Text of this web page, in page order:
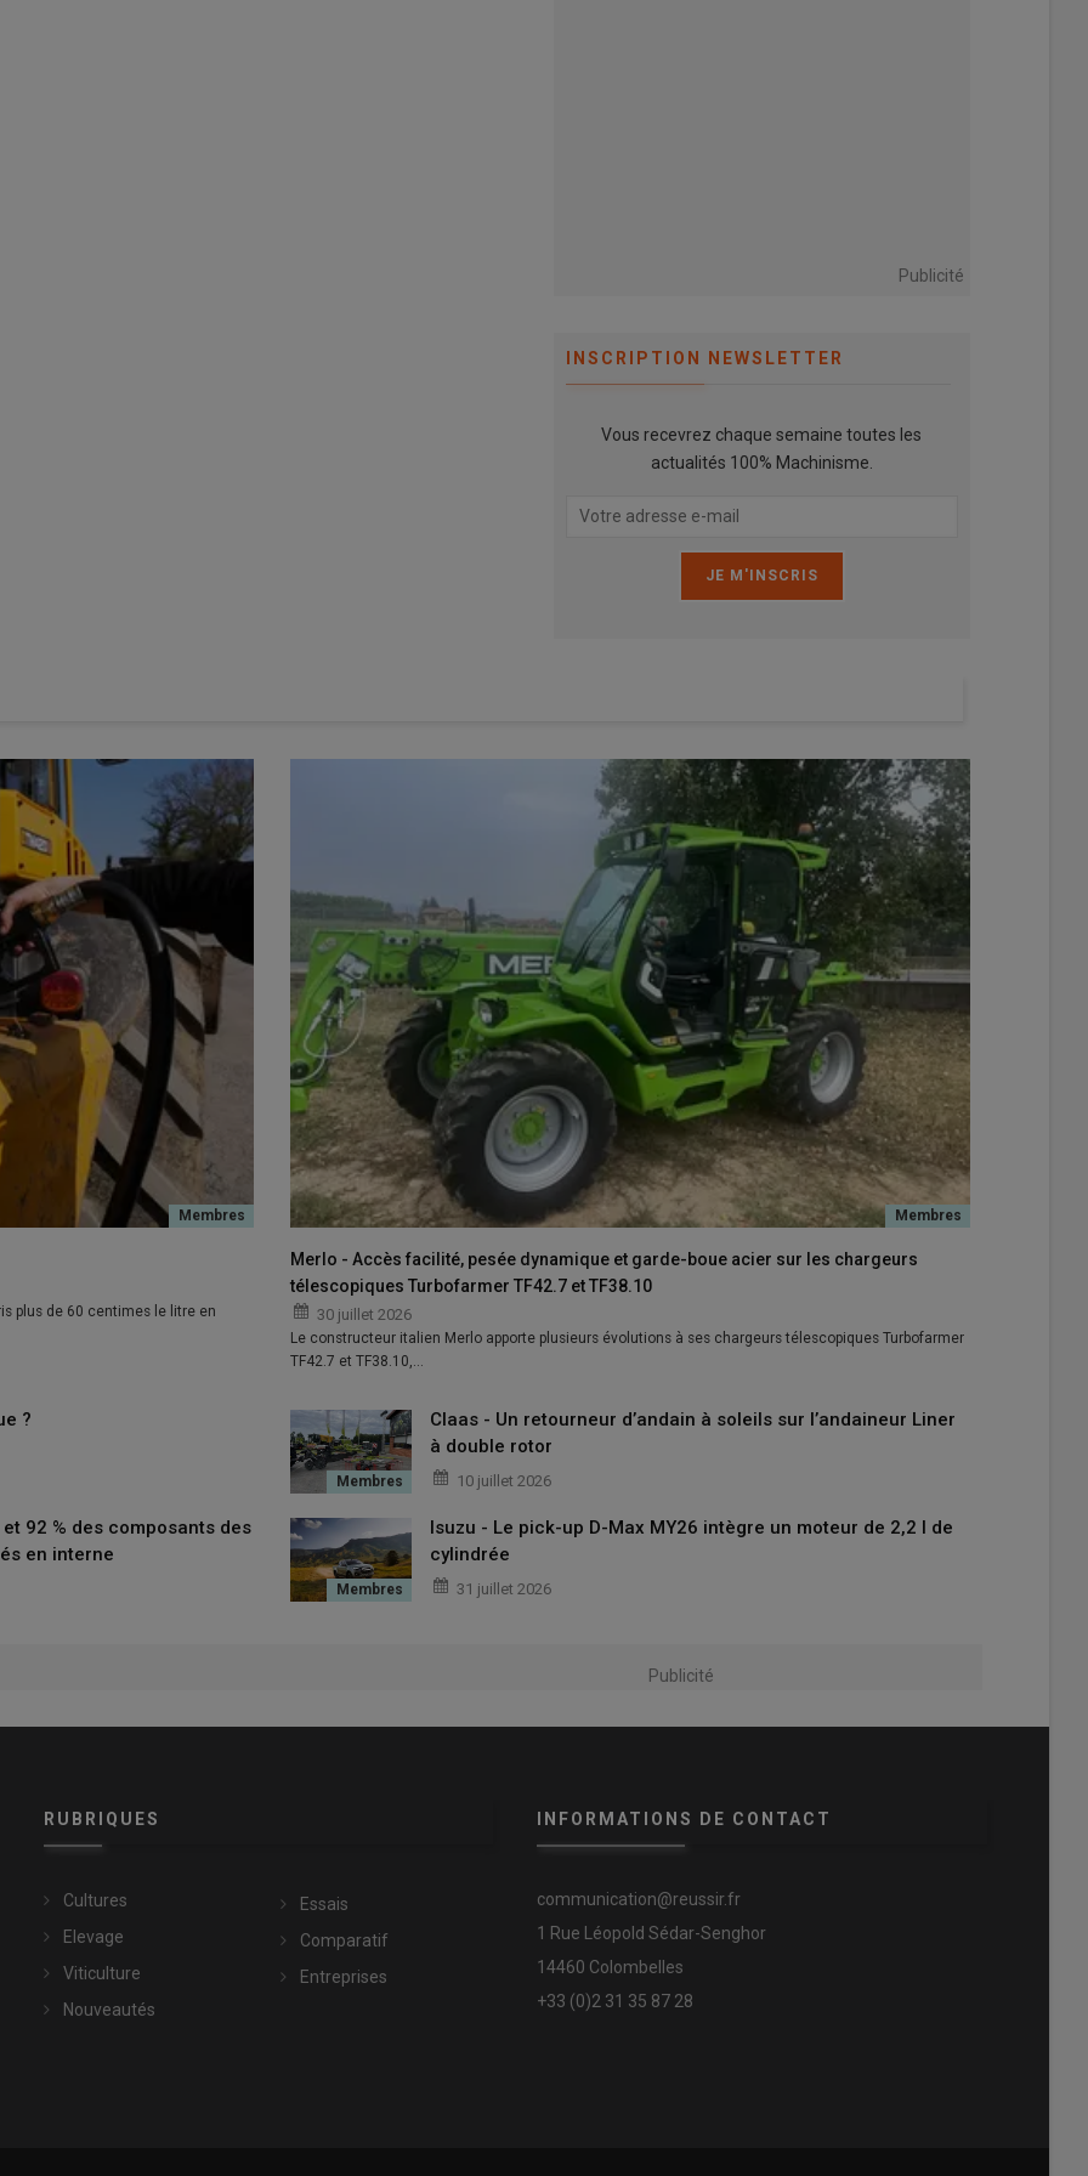
économique, la série 5 Keyline
5115 Keylineet5125 Keyline
FARMotion quatre cylindres de 3,8 l
à 106 ch, ces deux tracteurs supplémentaires bénéficient
s’élève à 5 140 kg. Ils se distinguent également par l’adoption
sur la pédale d’embrayage. Leurs principaux composants
les usines du groupe SDF.
5 Keyline, un compromis entre équipements et tarif
Publicité
INSCRIPTION NEWSLETTER
Vous recevrez chaque semaine toutes les
actualités 100% Machinisme.
plus de 60 centimes le litre en
Merlo - Accès facilité, pesée dynamique et garde-boue acier sur les chargeurs
télescopiques Turbofarmer TF42.7 et TF38.10
30 juillet 2026
Le constructeur italien Merlo apporte plusieurs évolutions à ses chargeurs télescopiques Turbofarmer
TF42.7 et TF38.10,…
?
Claas - Un retourneur d’andain à soleils sur l’andaineur Liner
à double rotor
10 juillet 2026
92 % des composants des
en interne
Isuzu - Le pick-up D-Max MY26 intègre un moteur de 2,2 l de
cylindrée
31 juillet 2026
Publicité
RUBRIQUES
Cultures
Elevage
Viticulture
Nouveautés
Essais
Comparatif
Entreprises
INFORMATIONS DE CONTACT
communication@reussir.fr
1 Rue Léopold Sédar-Senghor
14460 Colombelles
+33 (0)2 31 35 87 28